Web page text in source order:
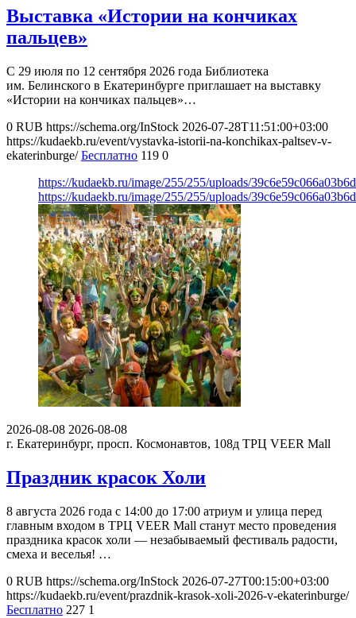
Выставка «Истории на кончиках
пальцев»
С 29 июля по 12 сентября 2026 года Библиотека
им. Белинского в Екатеринбурге приглашает на выставку
«Истории на кончиках пальцев»…
0 RUB https://schema.org/InStock 2026-07-28T11:51:00+03:00
https://kudaekb.ru/event/vystavka-istorii-na-konchikax-paltsev-v-
ekaterinburge/ Бесплатно 119 0
https://kudaekb.ru/image/255/255/uploads/
https://kudaekb.ru/image/255/255/uploads/
2026-08-08 2026-08-08
г. Екатеринбург, просп. Космонавтов, 108д ТРЦ VEER Mall
Праздник красок Холи
8 августа 2026 года с 14:00 до 17:00 атриум и улица перед
главным входом в ТРЦ VEER Mall станут место проведения
праздника красок холи — незабываемый фестиваль радости,
смеха и веселья! …
0 RUB https://schema.org/InStock 2026-07-27T00:15:00+03:00
https://kudaekb.ru/event/prazdnik-krasok-xoli-2026-v-ekaterinburge/
Бесплатно 227 1